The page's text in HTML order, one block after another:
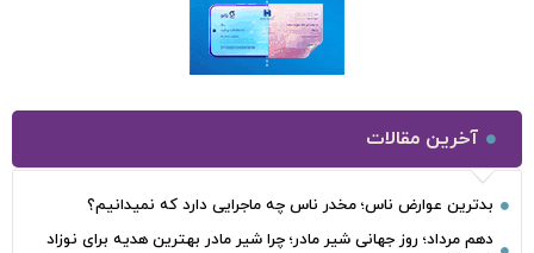
آخرین مقالات
بدترین عوارض ناس؛ مخدر ناس چه ماجرایی دارد که نمیدانیم؟
دهم مرداد؛ روز جهانی شیر مادر؛ چرا شیر مادر بهترین هدیه برای نوزاد